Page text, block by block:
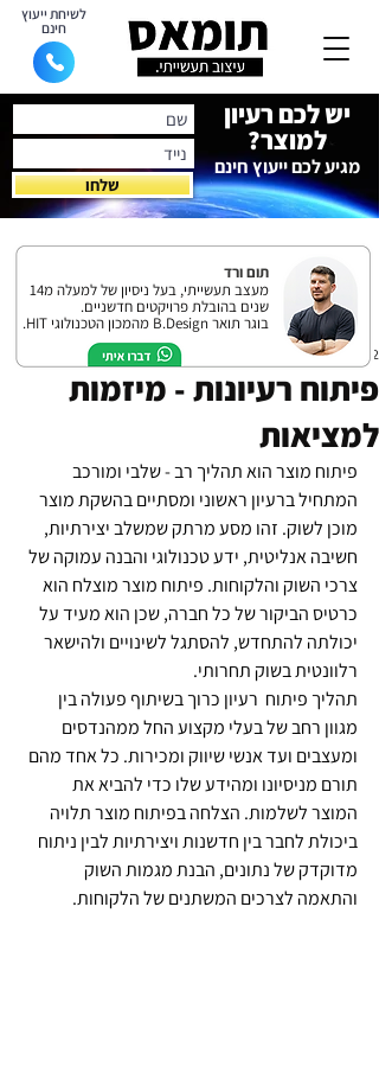
לשיחת ייעוץ
חינם
יש לכם רעיון
למוצר?
מגיע לכם ייעוץ חינם
שלחו
פיתוח רעיונות - מיזמות
למציאות
22 בדצמ׳ 2024
פיתוח מוצר הוא תהליך רב - שלבי ומורכב
המתחיל ברעיון ראשוני ומסתיים בהשקת מוצר
מוכן לשוק. זהו מסע מרתק שמשלב יצירתיות,
חשיבה אנליטית, ידע טכנולוגי והבנה עמוקה של
צרכי השוק והלקוחות. פיתוח מוצר מוצלח הוא
כרטיס הביקור של כל חברה, שכן הוא מעיד על
יכולתה להתחדש, להסתגל לשינויים ולהישאר
רלוונטית בשוק תחרותי.
תהליך פיתוח  רעיון כרוך בשיתוף פעולה בין
מגוון רחב של בעלי מקצוע החל ממהנדסים
ומעצבים ועד אנשי שיווק ומכירות. כל אחד מהם
תורם מניסיונו ומהידע שלו כדי להביא את
המוצר לשלמות. הצלחה בפיתוח מוצר תלויה
ביכולת לחבר בין חדשנות ויצירתיות לבין ניתוח
מדוקדק של נתונים, הבנת מגמות השוק
והתאמה לצרכים המשתנים של הלקוחות.
תום ורד
מעצב תעשייתי, בעל ניסיון של למעלה מ14
שנים בהובלת פרויקטים חדשניים.
בוגר תואר B.Design מהמכון הטכנולוגי HIT.